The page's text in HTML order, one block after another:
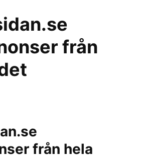
från
från hela